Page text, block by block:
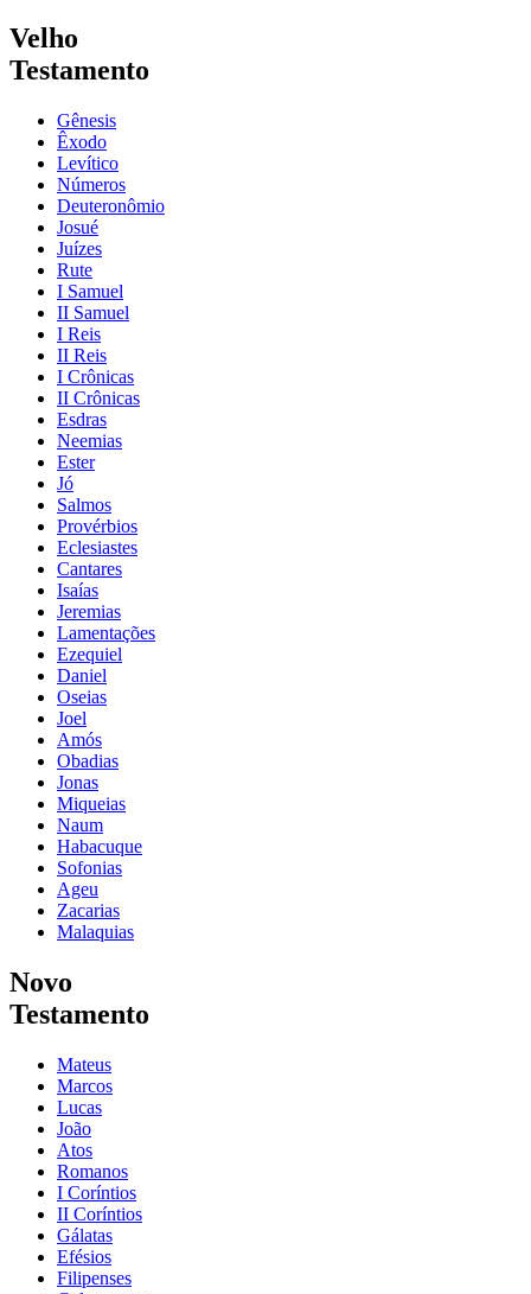
Velho
Testamento
Gênesis
Êxodo
Levítico
Números
Deuteronômio
Josué
Juízes
Rute
I Samuel
II Samuel
I Reis
II Reis
I Crônicas
II Crônicas
Esdras
Neemias
Ester
Jó
Salmos
Provérbios
Eclesiastes
Cantares
Isaías
Jeremias
Lamentações
Ezequiel
Daniel
Oseias
Joel
Amós
Obadias
Jonas
Miqueias
Naum
Habacuque
Sofonias
Ageu
Zacarias
Malaquias
Novo
Testamento
Mateus
Marcos
Lucas
João
Atos
Romanos
I Coríntios
II Coríntios
Gálatas
Efésios
Filipenses